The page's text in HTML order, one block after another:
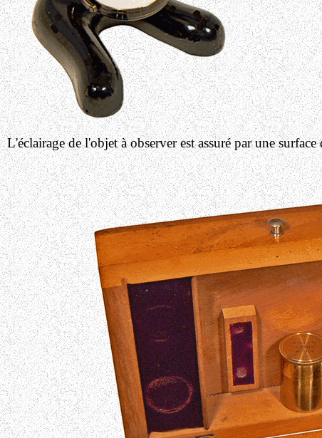
L'éclairage de l'objet à observer est assuré par une